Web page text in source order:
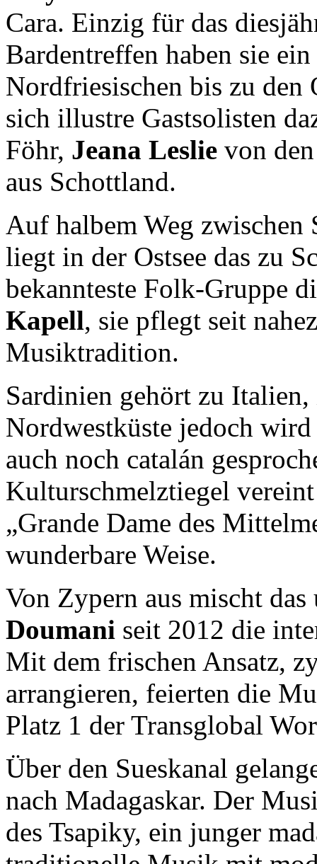
Cara. Einzig für das
Bardentreffen haben sie
Nordfriesischen bis zu den
sich illustre Gastsolisten
Föhr, Jeana Leslie von
aus Schottland.
Auf halbem Weg
liegt in der Ostsee das zu
bekannteste Folk-Gruppe
Kapell, sie pflegt seit
Musiktradition.
Sardinien gehört zu
Nordwestküste jedoch
auch noch catalán
Kulturschmelztiegel
„Grande Dame des
wunderbare Weise.
Von Zypern aus mischt
Doumani seit 2012 die
Mit dem frischen Ansatz,
arrangieren, feierten die
Platz 1 der Transglobal
Über den Sueskanal
nach Madagaskar. Der
des Tsapiky, ein junger